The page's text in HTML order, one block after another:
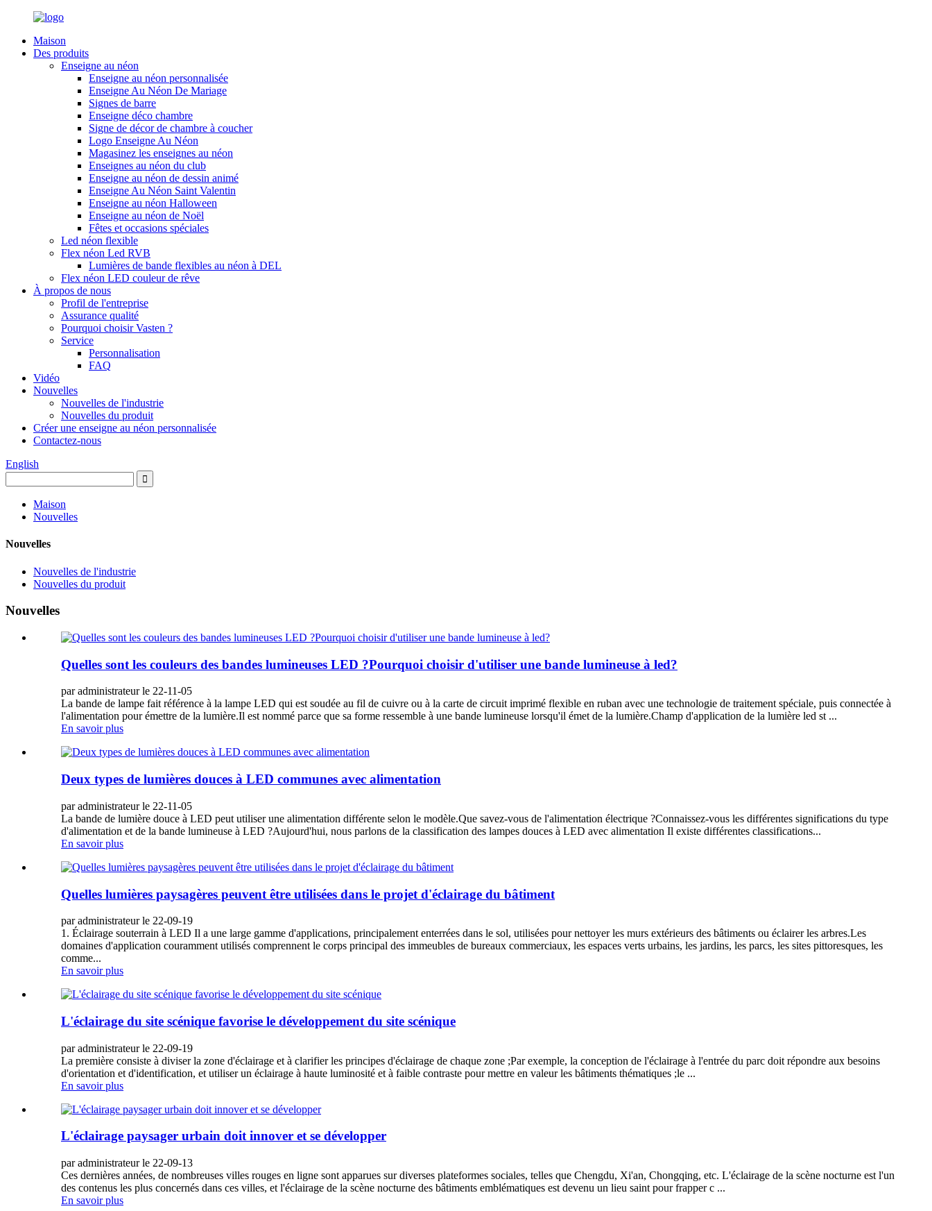
Maison
Des produits
Enseigne au néon
Enseigne au néon personnalisée
Enseigne Au Néon De Mariage
Signes de barre
Enseigne déco chambre
Signe de décor de chambre à coucher
Logo Enseigne Au Néon
Magasinez les enseignes au néon
Enseignes au néon du club
Enseigne au néon de dessin animé
Enseigne Au Néon Saint Valentin
Enseigne au néon Halloween
Enseigne au néon de Noël
Fêtes et occasions spéciales
Led néon flexible
Flex néon Led RVB
Lumières de bande flexibles au néon à DEL
Flex néon LED couleur de rêve
À propos de nous
Profil de l'entreprise
Assurance qualité
Pourquoi choisir Vasten ?
Service
Personnalisation
FAQ
Vidéo
Nouvelles
Nouvelles de l'industrie
Nouvelles du produit
Créer une enseigne au néon personnalisée
Contactez-nous
English
Maison
Nouvelles
Nouvelles
Nouvelles de l'industrie
Nouvelles du produit
Nouvelles
Quelles sont les couleurs des bandes lumineuses LED ?Pourquoi choisir d'utiliser une bande lumineuse à led?
par administrateur le 22-11-05
La bande de lampe fait référence à la lampe LED qui est soudée au fil de cuivre ou à la carte de circuit imprimé flexible en ruban avec une technologie de traitement spéciale, puis connectée à
l'alimentation pour émettre de la lumière.Il est nommé parce que sa forme ressemble à une bande lumineuse lorsqu'il émet de la lumière.Champ d'application de la lumière led st ...
En savoir plus
Deux types de lumières douces à LED communes avec alimentation
par administrateur le 22-11-05
La bande de lumière douce à LED peut utiliser une alimentation différente selon le modèle.Que savez-vous de l'alimentation électrique ?Connaissez-vous les différentes significations du type
d'alimentation et de la bande lumineuse à LED ?Aujourd'hui, nous parlons de la classification des lampes douces à LED avec alimentation Il existe différentes classifications...
En savoir plus
Quelles lumières paysagères peuvent être utilisées dans le projet d'éclairage du bâtiment
par administrateur le 22-09-19
1. Éclairage souterrain à LED Il a une large gamme d'applications, principalement enterrées dans le sol, utilisées pour nettoyer les murs extérieurs des bâtiments ou éclairer les arbres.Les
domaines d'application couramment utilisés comprennent le corps principal des immeubles de bureaux commerciaux, les espaces verts urbains, les jardins, les parcs, les sites pittoresques, les
comme...
En savoir plus
L'éclairage du site scénique favorise le développement du site scénique
par administrateur le 22-09-19
La première consiste à diviser la zone d'éclairage et à clarifier les principes d'éclairage de chaque zone ;Par exemple, la conception de l'éclairage à l'entrée du parc doit répondre aux besoins
d'orientation et d'identification, et utiliser un éclairage à haute luminosité et à faible contraste pour mettre en valeur les bâtiments thématiques ;le ...
En savoir plus
L'éclairage paysager urbain doit innover et se développer
par administrateur le 22-09-13
Ces dernières années, de nombreuses villes rouges en ligne sont apparues sur diverses plateformes sociales, telles que Chengdu, Xi'an, Chongqing, etc. L'éclairage de la scène nocturne est l'un
des contenus les plus concernés dans ces villes, et l'éclairage de la scène nocturne des bâtiments emblématiques est devenu un lieu saint pour frapper c ...
En savoir plus